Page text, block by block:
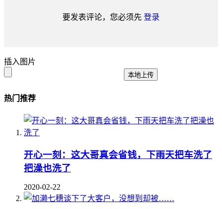
要发表评论，您必须先 登录
插入图片
本地上传
热门推荐
开心一刻：这大哥真会省钱，下雨天把车洗了
把澡也洗了
2020-02-22